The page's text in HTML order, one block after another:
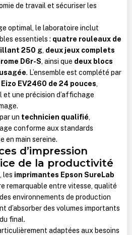
de travail et sécuriser les
optimal, le laboratoire inclut
essentiels : quatre rouleaux de
250 g, deux jeux complets
D6r-S, ainsi que deux blocs
. L’ensemble est complété par
EV2460 de 24 pouces,
une précision d’affichage
un technicien qualifié,
conforme aux standards
en main sereine.
d’impression
de la productivité
les imprimantes Epson SureLab
remarquable entre vitesse, qualité
environnements de production
d’absorber des volumes importants
final.
adaptées aux besoins